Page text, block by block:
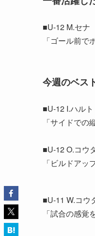
■U-12 M.セナ
「ゴール前
今週のベス
■U-12 I.ハルト
「サイドで
■U-12 O.コウ
「ビルドア
■U-11 W.コウ
「試合の感